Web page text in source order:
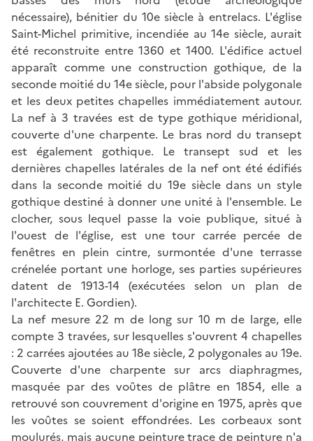
nécessaire), bénitier du 10e siècle à entrelacs. L'église
Saint-Michel primitive, incendiée au 14e siècle, aurait
été reconstruite entre 1360 et 1400. L'édifice actuel
apparaît comme une construction gothique, de la
seconde moitié du 14e siècle, pour l'abside polygonale
et les deux petites chapelles immédiatement autour.
La nef à 3 travées est de type gothique méridional,
couverte d'une charpente. Le bras nord du transept
est également gothique. Le transept sud et les
dernières chapelles latérales de la nef ont été édifiés
dans la seconde moitié du 19e siècle dans un style
gothique destiné à donner une unité à l'ensemble. Le
clocher, sous lequel passe la voie publique, situé à
l'ouest de l'église, est une tour carrée percée de
fenêtres en plein cintre, surmontée d'une terrasse
crénelée portant une horloge, ses parties supérieures
datent de 1913-14 (exécutées selon un plan de
l'architecte E. Gordien).
La nef mesure 22 m de long sur 10 m de large, elle
compte 3 travées, sur lesquelles s'ouvrent 4 chapelles
: 2 carrées ajoutées au 18e siècle, 2 polygonales au 19e.
Couverte d'une charpente sur arcs diaphragmes,
masquée par des voûtes de plâtre en 1854, elle a
retrouvé son couvrement d'origine en 1975, après que
les voûtes se soient effondrées. Les corbeaux sont
moulurés, mais aucune peinture trace de peinture n'a